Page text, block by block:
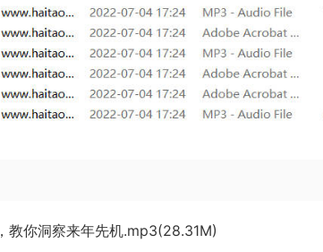
你洞察来年先机.mp3(28.31M)